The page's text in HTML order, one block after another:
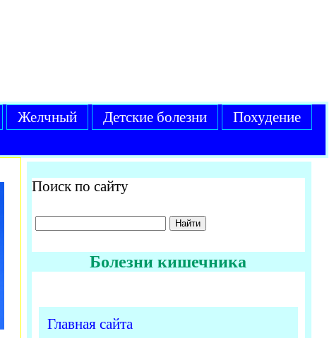
Желчный Детские болезни
Похудение
Поиск по сайту
Болезни кишечника
Главная сайта